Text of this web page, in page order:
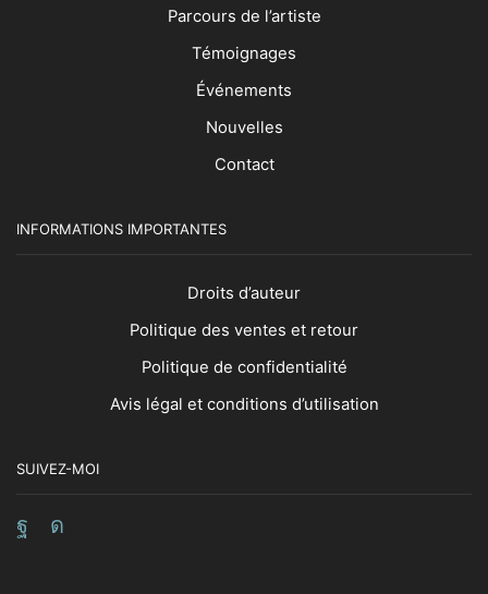
Parcours de l’artiste
Témoignages
Événements
Nouvelles
Contact
INFORMATIONS IMPORTANTES
Droits d’auteur
Politique des ventes et retour
Politique de confidentialité
Avis légal et conditions d’utilisation
SUIVEZ-MOI
Facebook
Instagram